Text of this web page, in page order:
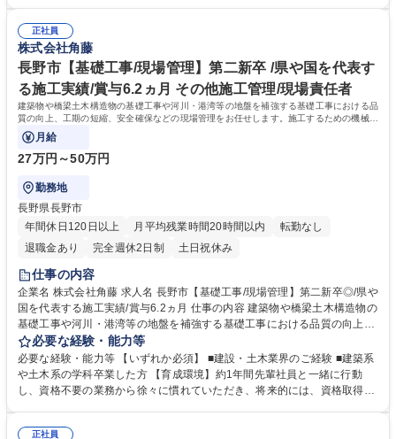
内SE】基幹システムの自社開発/賞与実績6.2ヵ月/県内有数の優良企業
8ヶ所あり、年間に携わる工事件数約1,500件、日本を支える代表的な施工
実績多数 。 待遇面：上場企業レベルの規模感で、待遇面も抜群。社員へ
の還元を大切にしており、賞与は年3回、6.2ヶ月分支給。 学歴・資格 学
歴：大学院 大学 語学力： 資格：第一種運転免許普通自動車
正社員
株式会社角藤
長野市【基礎工事/現場管理】第二新卒 /県や国を代表す
る施工実績/賞与6.2ヵ月 その他施工管理/現場責任者
建築物や橋梁土木構造物の基礎工事や河川・港湾等の地盤を補強する基礎工事における品
質の向上、工期の短縮、安全確保などの現場管理をお任せします。施工するための機械の
配置をCAD図面で作ることもあります。
月給
27万円～50万円
勤務地
長野県長野市
年間休日120日以上
月平均残業時間20時間以内
転勤なし
退職金あり
完全週休2日制 土日祝休み
仕事の内容
企業名 株式会社角藤 求人名 長野市【基礎工事/現場管理】第二新卒◎/県や
国を代表する施工実績/賞与6.2ヵ月 仕事の内容 建築物や橋梁土木構造物の
基礎工事や河川・港湾等の地盤を補強する基礎工事における品質の向上、
工期の短縮、安全確保などの現場管理をお任せします。施工するための機
械の配置をCAD図面で作ることもあります。 【具体的には】■工程管理
(スケジュールの確認・調整や現場への指示) ■品質管理(作業の進行状況や
仕上がりの確認 ・修正指示）■安全管理（日々の打ち合わせ・現場確認 ・
りません。工期は、1～2週間の案件もあれば半年～1年程度の案件と様々
必要な経験・能力等
必要な経験・能力等 【いずれか必須】 ■建設・土木業界のご経験 ■建築系
や土木系の学科卒業した方 【育成環境】約1年間先輩社員と一緒に行動
し、資格不要の業務から徐々に慣れていただき、将来的には、資格取得を
正社員